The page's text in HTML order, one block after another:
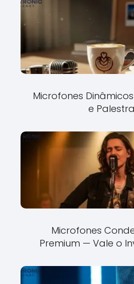
Microfones
e
Microfones
Premium — Vale o